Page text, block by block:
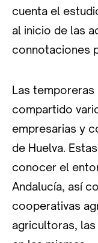
cuenta el
al inicio de las
connotaciones
Las temporeras
compartido
empresarias y
de Huelva.
conocer el
Andalucía, así
cooperativas
agricultoras,